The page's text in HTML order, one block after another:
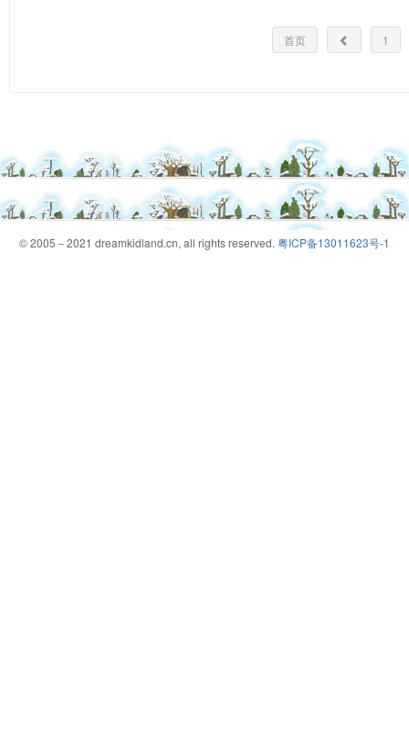
首页 1
© 2005－2021 dreamkidland.cn, all rights reserved. 粤ICP备13011623号-1